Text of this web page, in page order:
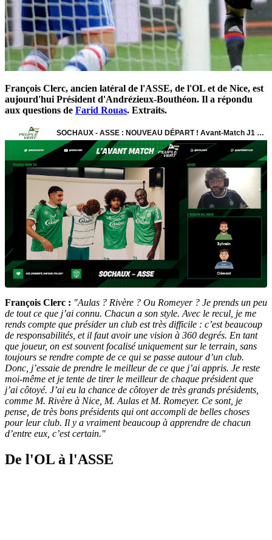
François Clerc, ancien latéral de l'ASSE, de l'OL et de Nice, est
aujourd'hui Président d'Andrézieux-Bouthéon. Il a répondu
aux questions de Farid Rouas. Extraits.
François Clerc : "Aulas ? Rivère ? Ou Romeyer ? Je prends un peu
de tout ce que j’ai connu. Chacun a son style. Avec le recul, je me
rends compte que présider un club est très difficile : c’est beaucoup
de responsabilités, et il faut avoir une vision à 360 degrés. En tant
que joueur, on est souvent focalisé uniquement sur le terrain, sans
toujours se rendre compte de ce qui se passe autour d’un club.
Donc, j’essaie de prendre le meilleur de ce que j’ai appris. Je reste
moi-même et je tente de tirer le meilleur de chaque président que
j’ai côtoyé. J’ai eu la chance de côtoyer de très grands présidents,
comme M. Rivère à Nice, M. Aulas et M. Romeyer. Ce sont, je
pense, de très bons présidents qui ont accompli de belles choses
pour leur club. Il y a vraiment beaucoup à apprendre de chacun
d’entre eux, c’est certain."
De l'OL à l'ASSE